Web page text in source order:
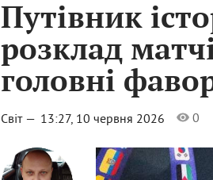
Волинь
Чернівці
Путівник
розклад
головні
Світ — 13:27, 10 червня 2026 0